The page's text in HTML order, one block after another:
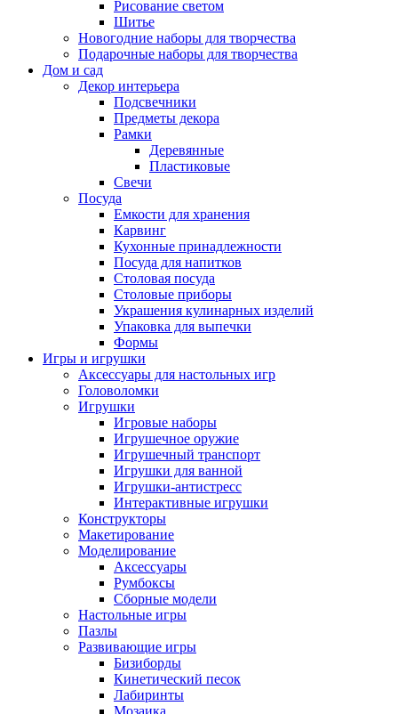
Рисование светом
Шитье
Новогодние наборы для творчества
Подарочные наборы для творчества
Дом и сад
Декор интерьера
Подсвечники
Предметы декора
Рамки
Деревянные
Пластиковые
Свечи
Посуда
Емкости для хранения
Карвинг
Кухонные принадлежности
Посуда для напитков
Столовая посуда
Столовые приборы
Украшения кулинарных изделий
Упаковка для выпечки
Формы
Игры и игрушки
Аксессуары для настольных игр
Головоломки
Игрушки
Игровые наборы
Игрушечное оружие
Игрушечный транспорт
Игрушки для ванной
Игрушки-антистресс
Интерактивные игрушки
Конструкторы
Макетирование
Моделирование
Аксессуары
Румбоксы
Сборные модели
Настольные игры
Пазлы
Развивающие игры
Бизиборды
Кинетический песок
Лабиринты
Мозаика